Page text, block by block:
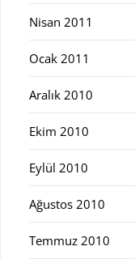
Nisan 2011
Ocak 2011
Aralık 2010
Ekim 2010
Eylül 2010
Ağustos 2010
Temmuz 2010